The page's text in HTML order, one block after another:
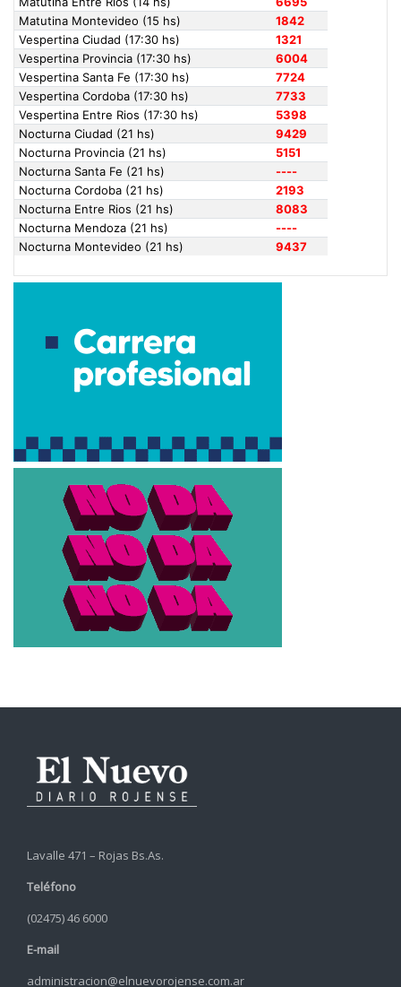
Lavalle 471 – Rojas Bs.As.
Teléfono
(02475) 46 6000
E-mail
administracion@elnuevorojense.com.ar